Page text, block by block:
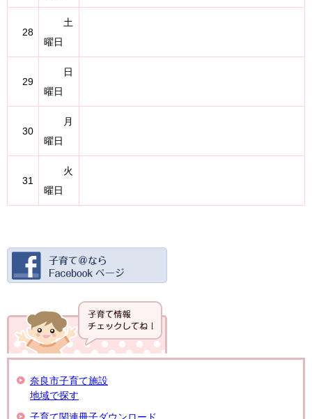
28
土
曜日
29
日
曜日
30
月
曜日
31
火
曜日
奈良市子育て施設
地域で探す